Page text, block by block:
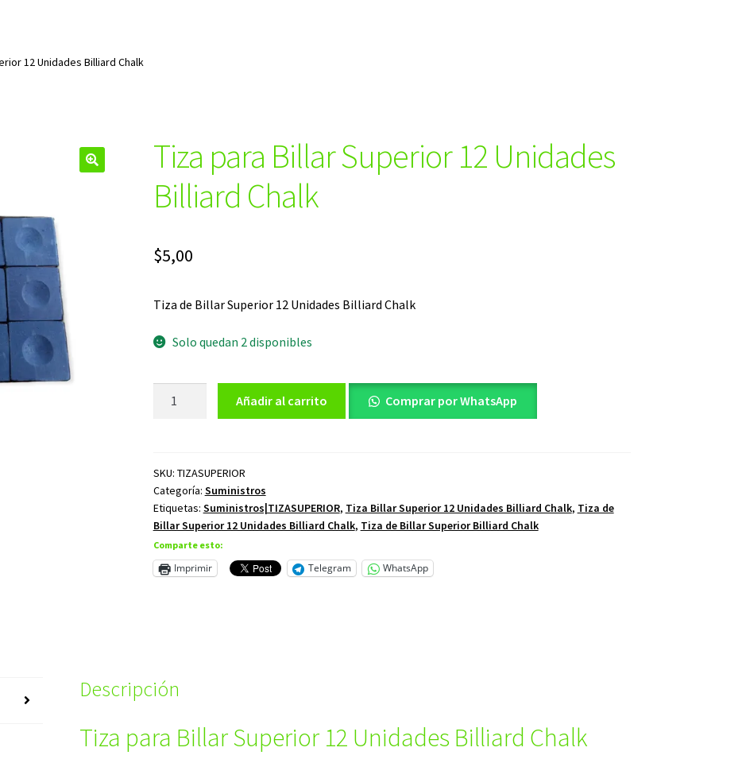
12 Unidades Billiard Chalk
Tiza para Billar Superior 12 Unidades
Billiard Chalk
$5,00
Tiza de Billar Superior 12 Unidades Billiard Chalk
Solo quedan 2 disponibles
12
Unidades
Billiard
Chalk
cantidad
Añadir al carrito Comprar por WhatsApp
SKU: TIZASUPERIOR
Categoría: Suministros
Etiquetas: Suministros|TIZASUPERIOR, Tiza Billar Superior 12 Unidades Billiard Chalk, Tiza de
Billar Superior 12 Unidades Billiard Chalk, Tiza de Billar Superior Billiard Chalk
Comparte esto:
Imprimir Telegram WhatsApp
Descripción
Tiza para Billar Superior 12 Unidades Billiard Chalk